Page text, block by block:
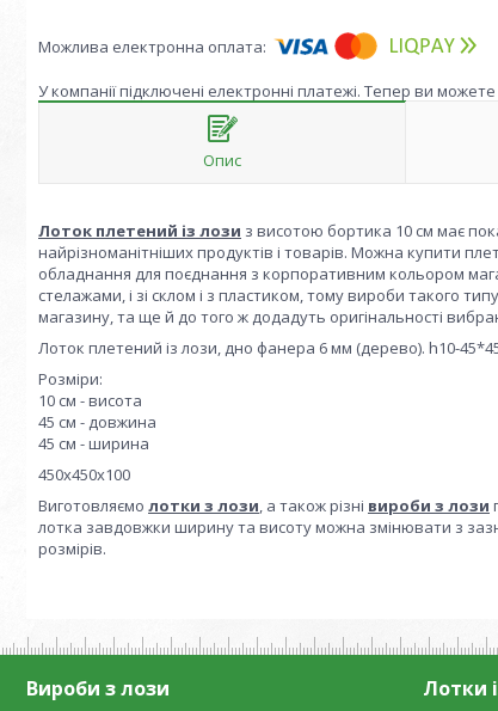
У компанії підключені електронні платежі. Тепер ви
Опис
Лоток плетений із лози з висотою бортика 10 см має
найрізноманітніших продуктів і товарів. Можна купити
обладнання для поєднання з корпоративним кольором
стелажами, і зі склом і з пластиком, тому вироби такого
магазину, та ще й до того ж додадуть оригінальності
Лоток плетений із лози, дно фанера 6 мм (дерево). h10-
Розміри:
10 см - висота
45 см - довжина
45 см - ширина
450х450х100
Виготовляємо лотки з лози, а також різні вироби з лози
лотка завдовжки ширину та висоту можна змінювати з
розмірів.
Вироби з лози Лотки